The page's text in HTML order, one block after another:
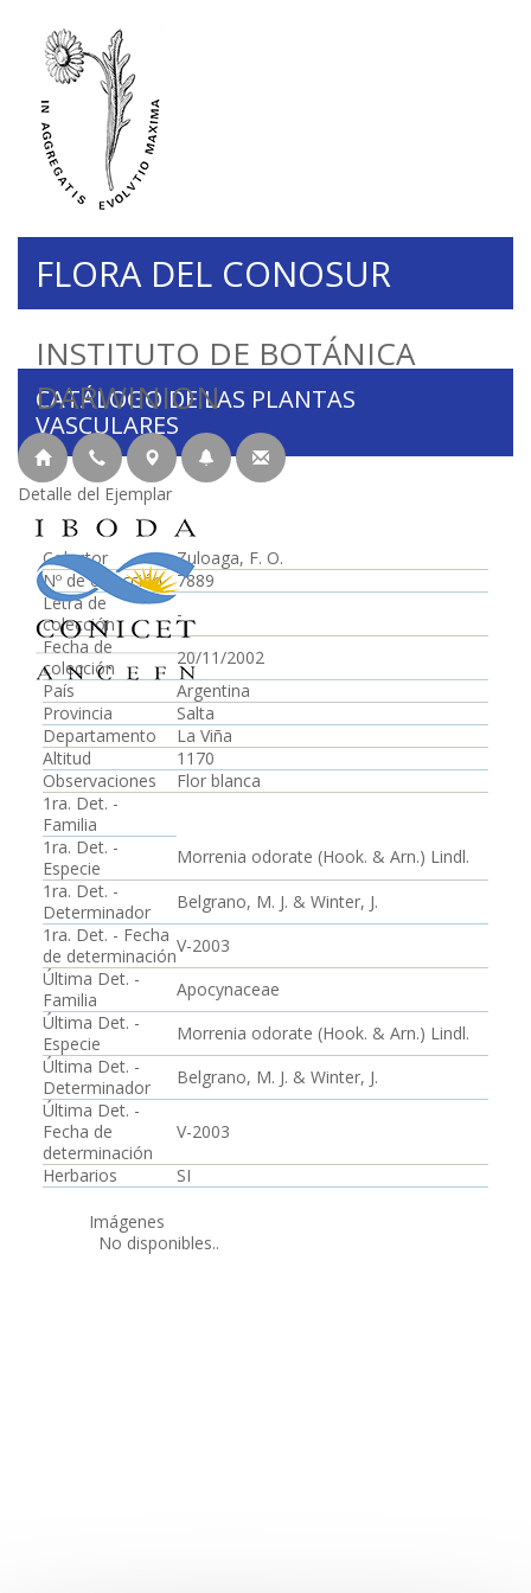
INSTITUTO DE BOTÁNICA
DARWINION
FLORA DEL CONOSUR
CATÁLOGO DE LAS PLANTAS
VASCULARES
Detalle del Ejemplar
Colector
Zuloaga, F. O.
Nº de colección
7889
Letra de
colección
-
Fecha de
colección
20/11/2002
País
Argentina
Provincia
Salta
Departamento
La Viña
Altitud
1170
Observaciones
Flor blanca
1ra. Det. -
Familia
1ra. Det. -
Especie
Morrenia odorate (Hook. & Arn.) Lindl.
1ra. Det. -
Determinador
Belgrano, M. J. & Winter, J.
1ra. Det. - Fecha
de determinaciónV-2003
Última Det. -
Familia
Apocynaceae
Última Det. -
Especie
Morrenia odorate (Hook. & Arn.) Lindl.
Última Det. -
Determinador
Belgrano, M. J. & Winter, J.
Última Det. -
Fecha de
determinación
V-2003
Herbarios
SI
Imágenes
No disponibles..